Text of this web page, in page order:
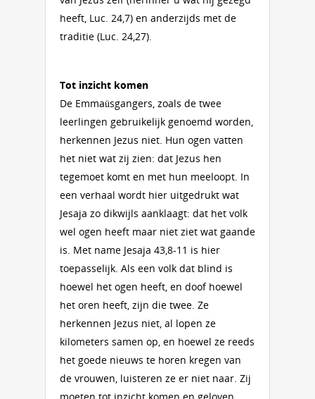
heeft, Luc. 24,7) en anderzijds met de
traditie (Luc. 24,27).
Tot inzicht komen
De Emmaüsgangers, zoals de twee
leerlingen gebruikelijk genoemd worden,
herkennen Jezus niet. Hun ogen vatten
het niet wat zij zien: dat Jezus hen
tegemoet komt en met hun meeloopt. In
een verhaal wordt hier uitgedrukt wat
Jesaja zo dikwijls aanklaagt: dat het volk
wel ogen heeft maar niet ziet wat gaande
is. Met name Jesaja 43,8-11 is hier
toepasselijk. Als een volk dat blind is
hoewel het ogen heeft, en doof hoewel
het oren heeft, zijn die twee. Ze
herkennen Jezus niet, al lopen ze
kilometers samen op, en hoewel ze reeds
het goede nieuws te horen kregen van
de vrouwen, luisteren ze er niet naar. Zij